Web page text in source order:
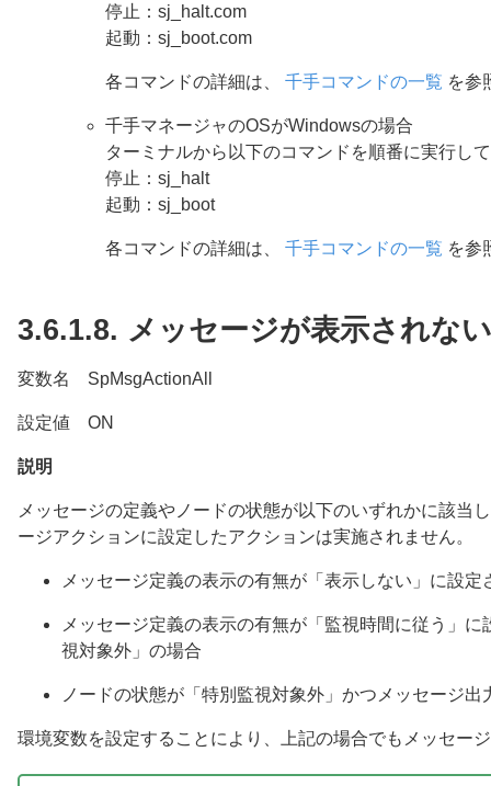
停止：sj_halt.com
起動：sj_boot.com
各コマンドの詳細は、 千手コマンドの一覧 を参
千手マネージャのOSがWindowsの場合
ターミナルから以下のコマンドを順番に実行し
停止：sj_halt
起動：sj_boot
各コマンドの詳細は、 千手コマンドの一覧 を参
3.6.1.8. メッセージが表示されな
変数名 SpMsgActionAll
設定値 ON
説明
メッセージの定義やノードの状態が以下のいずれかに該当
ージアクションに設定したアクションは実施されません。
メッセージ定義の表示の有無が「表示しない」に設定
メッセージ定義の表示の有無が「監視時間に従う」
視対象外」の場合
ノードの状態が「特別監視対象外」かつメッセージ
環境変数を設定することにより、上記の場合でもメッセー